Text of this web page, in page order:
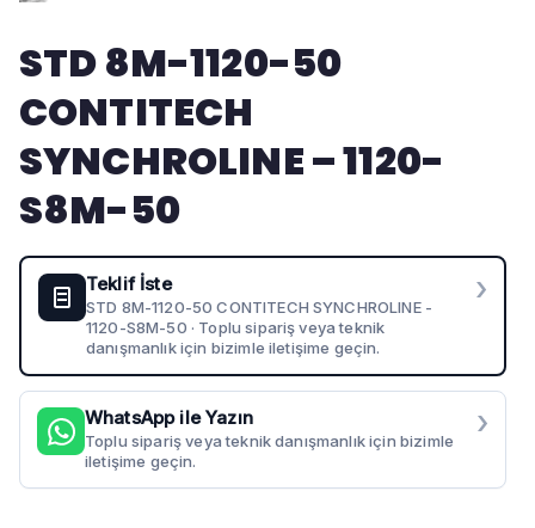
STD 8M-1120-50
CONTITECH
SYNCHROLINE – 1120-
S8M-50
Teklif İste
STD 8M-1120-50 CONTITECH SYNCHROLINE -
1120-S8M-50 · Toplu sipariş veya teknik
danışmanlık için bizimle iletişime geçin.
›
WhatsApp ile Yazın
Toplu sipariş veya teknik danışmanlık için bizimle
iletişime geçin.
›